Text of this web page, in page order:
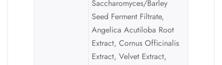
Saccharomyces/Barley
Seed Ferment Filtrate,
Angelica Acutiloba Root
Extract, Cornus Officinalis
Extract, Velvet Extract,